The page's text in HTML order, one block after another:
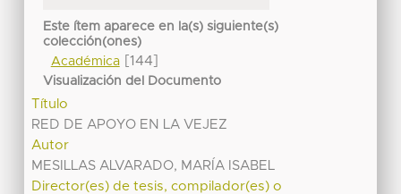
Este ítem aparece en la(s) siguiente(s)
colección(ones)
Académica[144]
Visualización del Documento
Título
RED DE APOYO EN LA VEJEZ
Autor
MESILLAS ALVARADO, MARÍA ISABEL
Director(es) de tesis, compilador(es) o